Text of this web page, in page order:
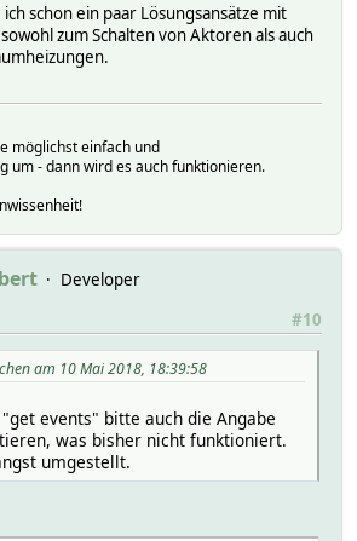
schon ein paar Lösungsansätze mit
zum Schalten von Aktoren als auch
möglichst einfach und
um - dann wird es auch funktionieren.
Developer
#10
am 10 Mai 2018, 18:39:58
events" bitte auch die Angabe
was bisher nicht funktioniert.
umgestellt.